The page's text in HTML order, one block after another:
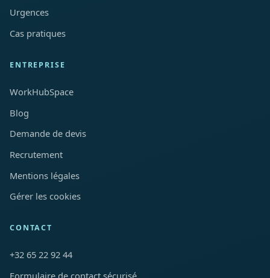
Urgences
Cas pratiques
ENTREPRISE
WorkHubSpace
Blog
Demande de devis
Recrutement
Mentions légales
Gérer les cookies
CONTACT
+32 65 22 92 44
Formulaire de contact sécurisé